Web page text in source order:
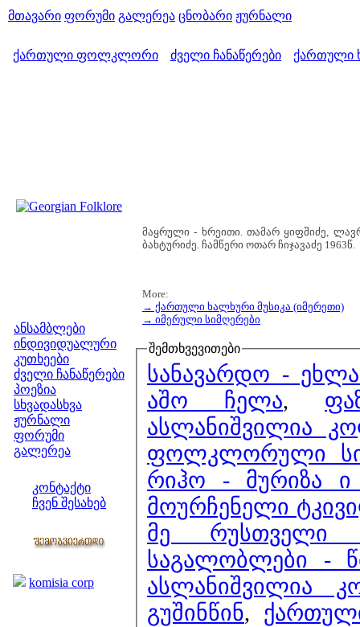
მთავარი ფორუმი გალერეა ცნობარი ჟურნალი
ქართული ფოლკლორი ძველი ჩანაწერები ქართული
ანსამბლები
ინდივიდუალური
კუთხეები
ძველი ჩანაწერები
პოეზია
სხვადასხვა
ჟურნალი
ფორუმი
გალერეა
კონტაქტი
ჩვენ შესახებ
komisia corp
მაყრული - ხრეითი. თამარ ყიფშიძე,
ბახტურიძე. ჩამწერი ოთარ ჩიჯავაძე 1963წ.
More:
→ ქართული ხალხური მუსიკა (იმერეთი)
→ იმერული სიმღერები
შემთხვევითები
სანავარდო -
აშო ჩელა,
ასლანიშვილია
ფოლკლორული
რიჰო - მურიზა ი
მოურჩენელი
მე რუსთველი
საგალობლები -
ასლანიშვილია
გუშინწინ,